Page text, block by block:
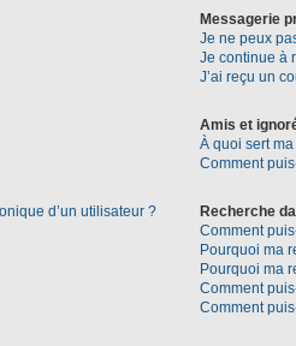
d’un utilisateur ?
Messagerie
Je ne peux
Je continue à
J’ai reçu un
Amis et
À quoi sert ma
Comment
Recherche
Comment
Pourquoi ma
Pourquoi ma
Comment
Comment